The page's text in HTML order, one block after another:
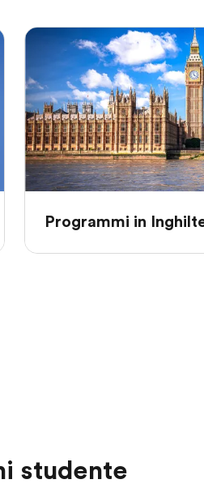
Programmi in
studente